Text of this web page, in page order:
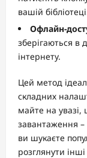
вашій
Офлайн-
зберігаються в
інтернету.
Цей метод
складних
майте на увазі,
завантаження
ви шукаєте
розглянути